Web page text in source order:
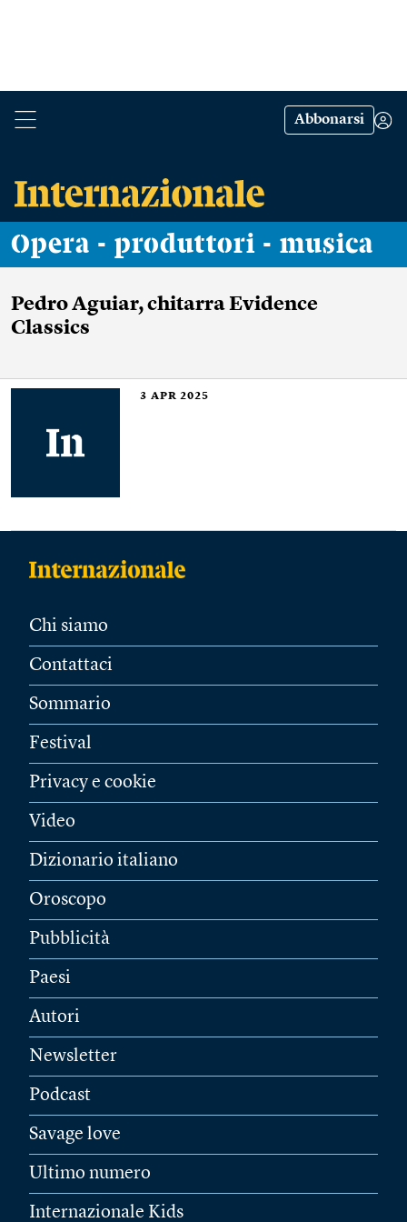
Abbonarsi
Opera - produttori - musica
Pedro Aguiar, chitarra Evidence
Classics
3 APR 2025
Chi siamo
Contattaci
Sommario
Festival
Privacy e cookie
Video
Dizionario italiano
Oroscopo
Pubblicità
Paesi
Autori
Newsletter
Podcast
Savage love
Ultimo numero
Internazionale Kids